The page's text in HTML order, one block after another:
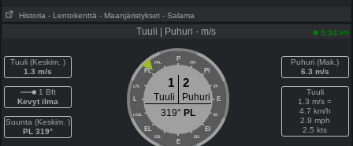
Historia - Lentokenttä - Maanjäristykset - Salama
Tuuli | Puhuri - m/s 5:34 pm
Tuuli (Keskim. )
1.3 m/s
1 Bft
Kevyt ilma
Suunta (Keskim. )
PL 319°
P
PPL PPI
PL PI
LPL IPI
L E
LESL IEI
EL EI
EEL EEI
E
1 2
Tuuli
Puhuri
319° PL
Puhuri (Mak.)
6.3 m/s
Tuuli
1.3 m/s =
4.7 km/h
2.9 mph
2.5 kts